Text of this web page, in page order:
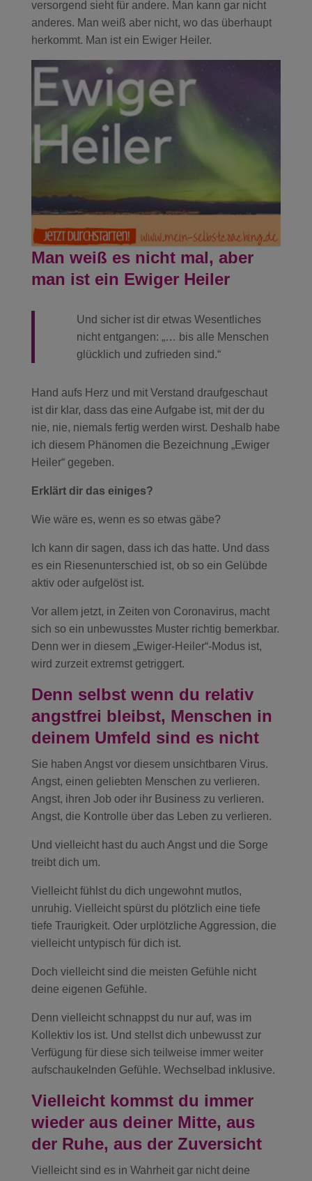
versorgend sieht für andere. Man kann gar nicht
anderes. Man weiß aber nicht, wo das überhaupt
herkommt. Man ist ein Ewiger Heiler.
Man weiß es nicht mal, aber
man ist ein Ewiger Heiler
Und sicher ist dir etwas Wesentliches
nicht entgangen: „… bis alle Menschen
glücklich und zufrieden sind.“
Hand aufs Herz und mit Verstand draufgeschaut
ist dir klar, dass das eine Aufgabe ist, mit der du
nie, nie, niemals fertig werden wirst. Deshalb habe
ich diesem Phänomen die Bezeichnung „Ewiger
Heiler“ gegeben.
Erklärt dir das einiges?
Wie wäre es, wenn es so etwas gäbe?
Ich kann dir sagen, dass ich das hatte. Und dass
es ein Riesenunterschied ist, ob so ein Gelübde
aktiv oder aufgelöst ist.
Vor allem jetzt, in Zeiten von Coronavirus, macht
sich so ein unbewusstes Muster richtig bemerkbar.
Denn wer in diesem „Ewiger-Heiler“-Modus ist,
wird zurzeit extremst getriggert.
Denn selbst wenn du relativ
angstfrei bleibst, Menschen in
deinem Umfeld sind es nicht
Sie haben Angst vor diesem unsichtbaren Virus.
Angst, einen geliebten Menschen zu verlieren.
Angst, ihren Job oder ihr Business zu verlieren.
Angst, die Kontrolle über das Leben zu verlieren.
Und vielleicht hast du auch Angst und die Sorge
treibt dich um.
Vielleicht fühlst du dich ungewohnt mutlos,
unruhig. Vielleicht spürst du plötzlich eine tiefe
tiefe Traurigkeit. Oder urplötzliche Aggression, die
vielleicht untypisch für dich ist.
Doch vielleicht sind die meisten Gefühle nicht
deine eigenen Gefühle.
Denn vielleicht schnappst du nur auf, was im
Kollektiv los ist. Und stellst dich unbewusst zur
Verfügung für diese sich teilweise immer weiter
aufschaukelnden Gefühle. Wechselbad inklusive.
Vielleicht kommst du immer
wieder aus deiner Mitte, aus
der Ruhe, aus der Zuversicht
Vielleicht sind es in Wahrheit gar nicht deine